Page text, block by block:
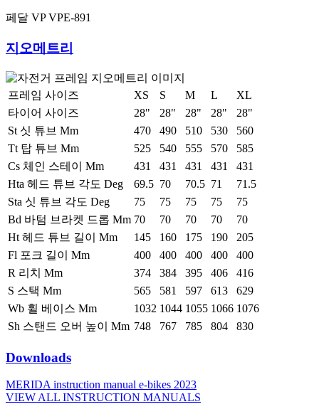
페달 VP VPE-891
지오메트리
프레임 사이즈 XS S M L
XL
타이어 사이즈
28" 28" 28" 28"
28"
St 싯 튜브 Mm
470 490 510 530
560
Tt 탑 튜브 Mm
525 540 555 570
585
Cs 체인 스테이 Mm
431 431 431 431
431
Hta 헤드 튜브 각도 Deg
69.5 70 70.5 71
71.5
Sta 싯 튜브 각도 Deg
75 75 75 75
75
Bd 바텀 브라켓 드롭 Mm 70 70 70 70
70
Ht 헤드 튜브 길이 Mm
145 160 175 190
205
Fl 포크 길이 Mm
400 400 400 400
400
R 리치 Mm
374 384 395 406
416
S 스택 Mm
565 581 597 613
629
Wb 휠 베이스 Mm
1032 1044 1055 1066 1076
Sh 스탠드 오버 높이 Mm 748 767 785 804 830
Downloads
MERIDA instruction manual e-bikes 2023
VIEW ALL INSTRUCTION MANUALS